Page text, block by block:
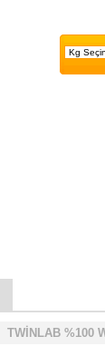
TWİNLAB %100